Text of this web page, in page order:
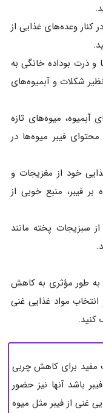
کنار وعده‌های غذایی از
و ذرت بوداده خانگی به
شکلات و آبمیوه‌های
آبمیوه، میوه‌های تازه
فیبر میوه‌ها در
خود از مغزیجات و
بر فیبر، منبع خوبی از
سبزیجات پخته مانند
به طور مؤثری به کاهش
مواد غذایی غنی
کنید.
مفید برای کاهش چربی
باشد آنها نیز حضور
غنی از فیبر مثل میوه